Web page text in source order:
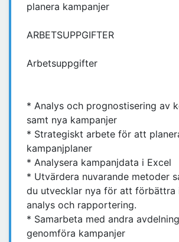
planera kampanjer
ARBETSUPPGIFTER
Arbetsuppgifter
* Analys och prognostisering av
samt nya kampanjer
* Strategiskt arbete för att
kampanjplaner
* Analysera kampanjdata i Excel
* Utvärdera nuvarande metoder
du utvecklar nya för att förbättra
analys och rapportering.
* Samarbeta med andra
genomföra kampanjer